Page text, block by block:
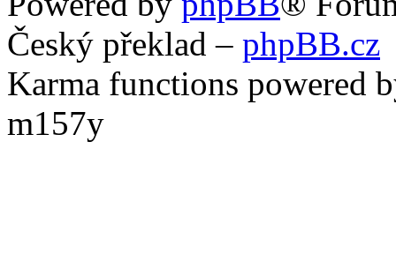
Český překlad – phpBB.cz
Karma functions powered
m157y